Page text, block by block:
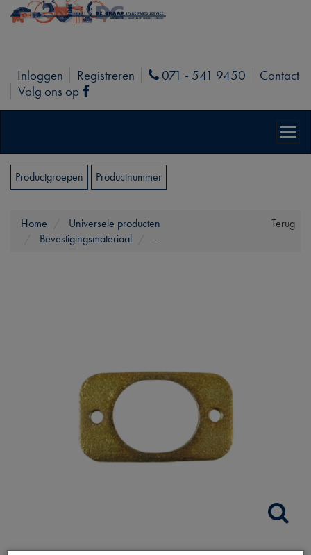
Inloggen Registreren Phone
071 - 541 9450
Contact
Volg ons op
Facebook
Productgroepen Productnummer
Terug
Home
Universele producten
Bevestigingsmateriaal
-